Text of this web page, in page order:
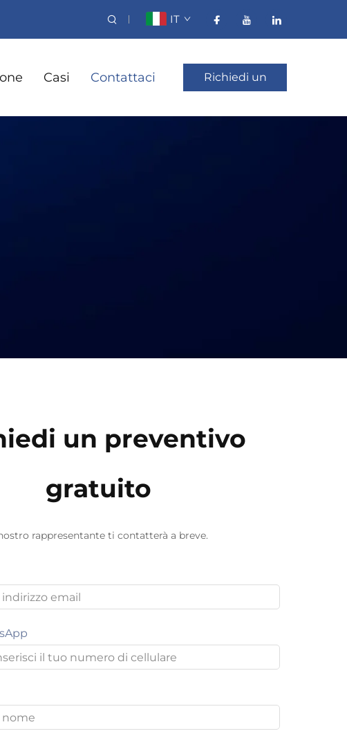
IT
Casi Contattaci Richiedi un
un preventivo
gratuito
rappresentante ti contatterà a breve.